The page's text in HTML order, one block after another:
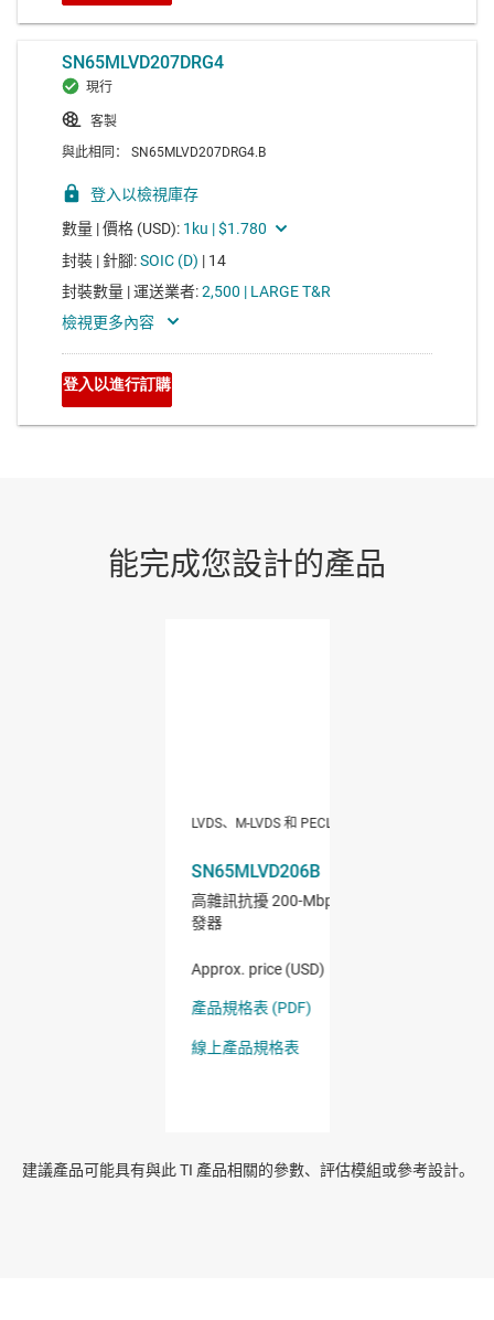
建議產品可能具有與此 TI 產品相關的參數、評估模組或參考設計。